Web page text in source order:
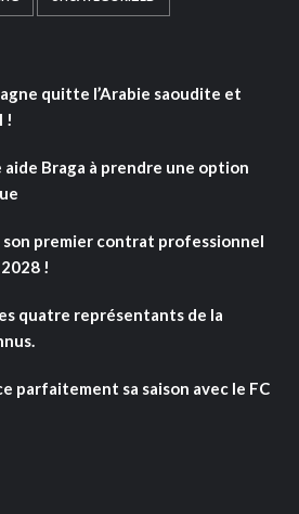
quitte l’Arabie saoudite et
!
Braga à prendre une option
son premier contrat professionnel
2028 !
quatre représentants de la
parfaitement sa saison avec le FC